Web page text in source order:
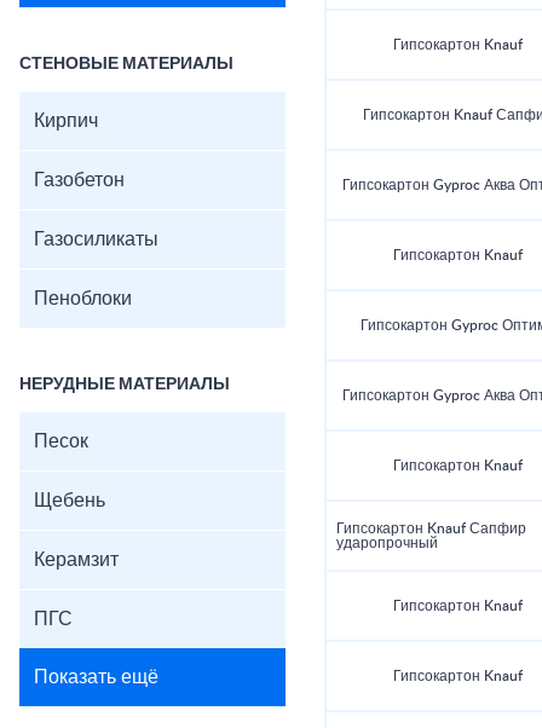
СТЕНОВЫЕ МАТЕРИАЛЫ
Кирпич
Газобетон
Газосиликаты
Пеноблоки
НЕРУДНЫЕ МАТЕРИАЛЫ
Песок
Щебень
Керамзит
ПГС
Показать ещё
Гипсокартон Knauf
Гипсокартон Knauf
Гипсокартон Gyproc Аква
Гипсокартон Knauf
Гипсокартон Gyproc
Гипсокартон Gyproc Аква
Гипсокартон Knauf
Гипсокартон Knauf Сапфир
ударопрочный
Гипсокартон Knauf
Гипсокартон Knauf